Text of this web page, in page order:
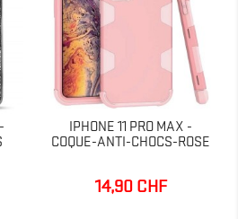
IPHONE 11 PRO MAX -
COQUE-ANTI-CHOCS-ROSE
Prix
14,90 CHF